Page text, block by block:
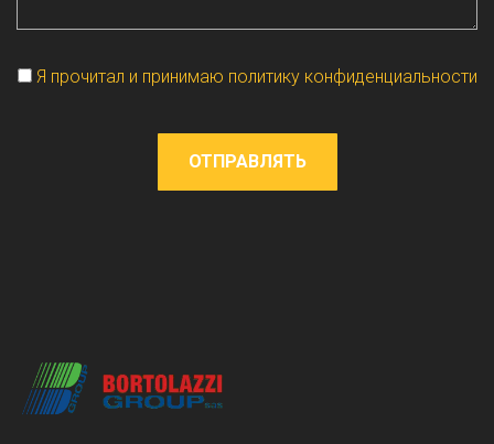
Я прочитал и принимаю политику конфиденциальности
ОТПРАВЛЯТЬ